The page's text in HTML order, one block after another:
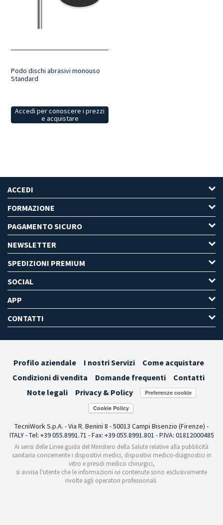
Podo dischi abrasivi monouso
Standard
Accedi per conoscere i prezzi
e acquistare
ACCEDI
FORMAZIONE
PAGAMENTO SICURO
NEWSLETTER
SPEDIZIONI PREMIUM
SOCIAL
APP
CONTATTI
Profilo aziendale I nostri Servizi
Come acquistare
Condizioni di vendita
Domande frequenti
Contatti
Note legali
Privacy & Policy Preferenze cookie
TecniWork S.p.A. - Via R. Benini 8 - 50013 Campi Bisenzio (Firenze) -
ITALY - Tel: +39 055.8991.71 - Fax: +39 055.8991.801 - P.IVA: 01812000485
Ai sensi delle Linee guida del Ministero della Salute relative alla pubblicità
sanitaria concernente i dispositivi medici, dispositivi medico-diagnostici in
vitro e presidi medico chirurgici,
si avvisa l'utente che le informazioni ivi contenute sono esclusivamente
rivolte agli operatori professionali.